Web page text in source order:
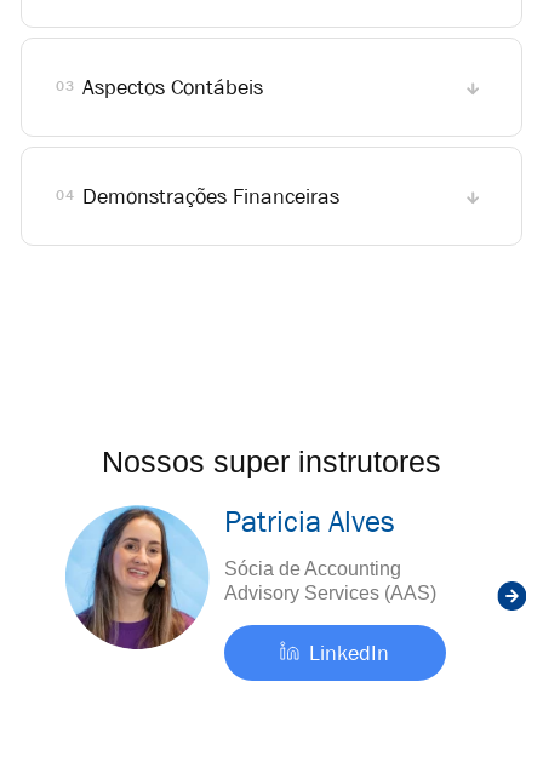
03 Aspectos Contábeis
04 Demonstrações Financeiras
Nossos super instrutores
Patricia Alves
Sócia de Accounting
Advisory Services (AAS)
LinkedIn